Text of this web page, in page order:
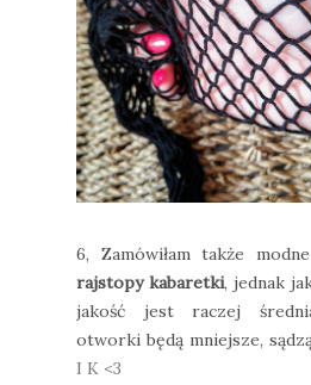
6, Zamówiłam także
rajstopy kabaretki, jednak
jakość jest raczej
otworki będą mniejsze,
I K <3